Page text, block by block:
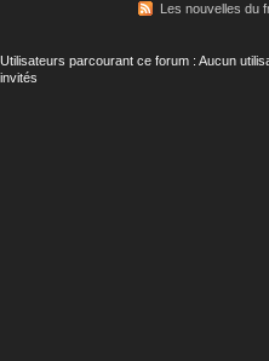
Les nouvelles du
Utilisateurs parcourant ce forum : Aucun
invités